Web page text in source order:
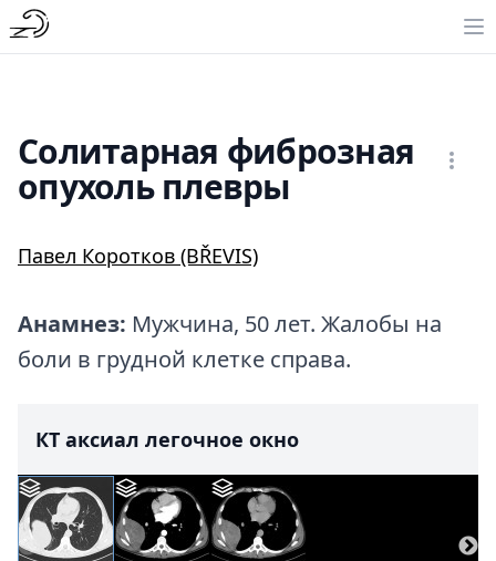
Солитарная фиброзная
опухоль плевры
Павел Коротков (BŘEVIS)
Анамнез: Мужчина, 50 лет. Жалобы на
боли в грудной клетке справа.
КТ аксиал легочное окно